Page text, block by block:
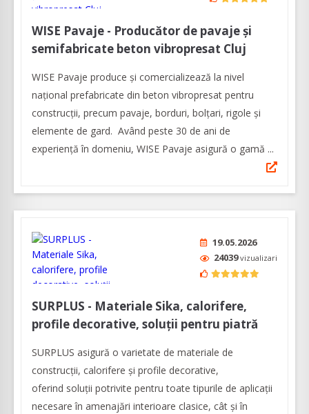
WISE Pavaje - Producător de pavaje și
semifabricate beton vibropresat Cluj
WISE Pavaje produce și comercializează la nivel
național prefabricate din beton vibropresat pentru
construcții, precum pavaje, borduri, bolțari, rigole și
elemente de gard. Având peste 30 de ani de
experiență în domeniu, WISE Pavaje asigură o gamă ...
19.05.2026
24039vizualizari
SURPLUS - Materiale Sika, calorifere,
profile decorative, soluții pentru piatră
SURPLUS asigură o varietate de materiale de
construcții, calorifere și profile decorative,
oferind soluții potrivite pentru toate tipurile de aplicații
necesare în amenajări interioare clasice, cât și în